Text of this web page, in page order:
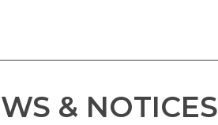
& NOTICES